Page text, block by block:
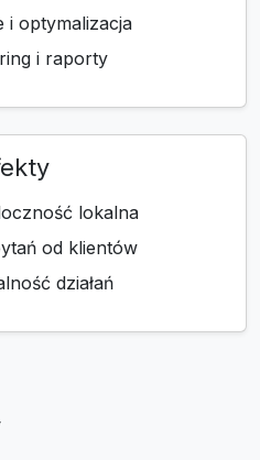
i optymalizacja
i raporty
lokalna
od klientów
działań